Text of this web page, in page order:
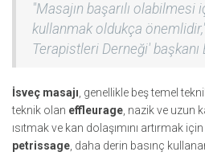
"Masajın başarılı olabilmesi
kullanmak oldukça
Terapistleri Derneği' başkanı
İsveç masajı, genellikle beş temel
teknik olan effleurage, nazik ve uzun
ısıtmak ve kan dolaşımını artırmak
petrissage, daha derin basınç